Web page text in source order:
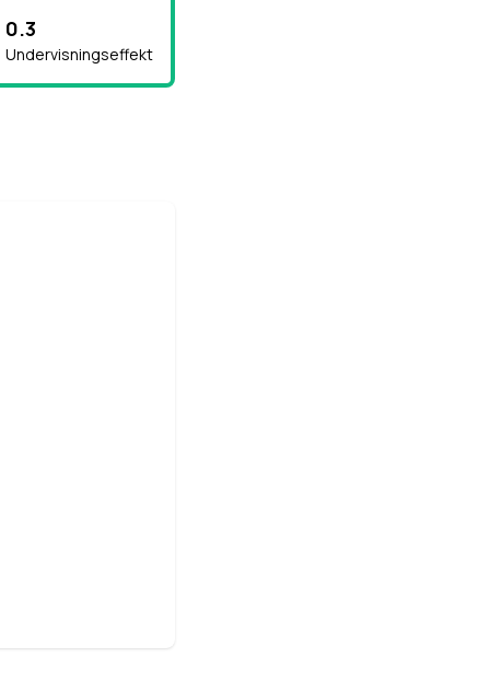
0.3
Undervisningseffekt